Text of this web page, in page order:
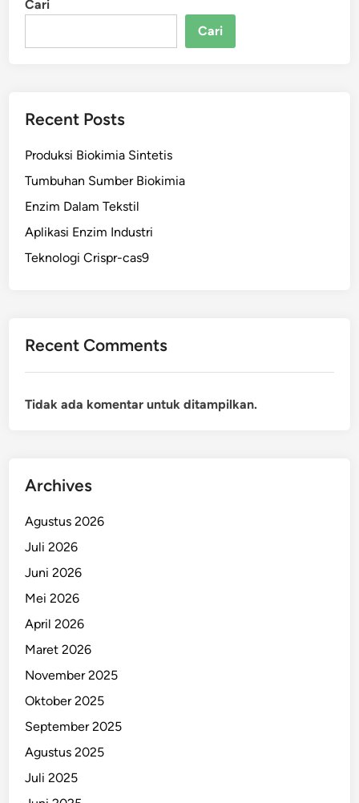
Cari
Cari
Recent Posts
Produksi Biokimia Sintetis
Tumbuhan Sumber Biokimia
Enzim Dalam Tekstil
Aplikasi Enzim Industri
Teknologi Crispr-cas9
Recent Comments
Tidak ada komentar untuk ditampilkan.
Archives
Agustus 2026
Juli 2026
Juni 2026
Mei 2026
April 2026
Maret 2026
November 2025
Oktober 2025
September 2025
Agustus 2025
Juli 2025